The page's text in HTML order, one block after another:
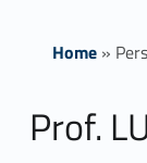
Home»
Prof.